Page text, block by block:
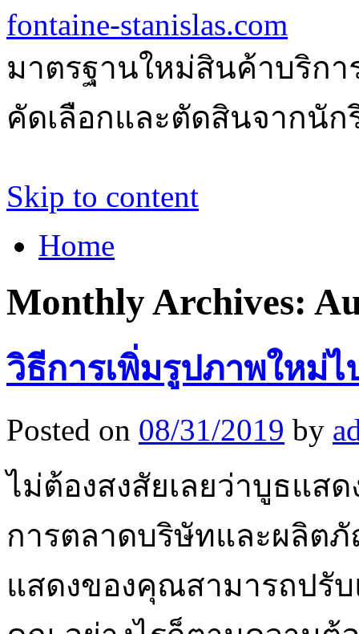
fontaine-stanislas.com
มาตรฐานใหม่สินค้าบริกา
คัดเลือกและตัดสินจากนั
Skip to content
Home
Monthly Archives:
วิธีการเพิ่มรูปภาพใหม่
Posted on 08/31/2019 by
ไม่ต้องสงสัยเลยว่าบูธแส
การตลาดบริษัทและผลิต
แสดงของคุณสามารถปรั